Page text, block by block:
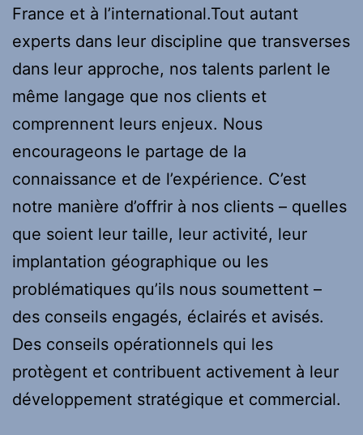
France et à l’international.Tout autant
experts dans leur discipline que transverses
dans leur approche, nos talents parlent le
même langage que nos clients et
comprennent leurs enjeux. Nous
encourageons le partage de la
connaissance et de l’expérience. C’est
notre manière d’offrir à nos clients – quelles
que soient leur taille, leur activité, leur
implantation géographique ou les
problématiques qu’ils nous soumettent –
des conseils engagés, éclairés et avisés.
Des conseils opérationnels qui les
protègent et contribuent activement à leur
développement stratégique et commercial.